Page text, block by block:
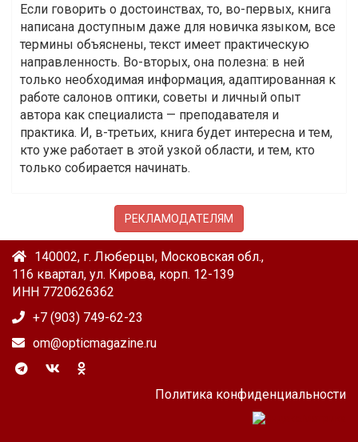
Если говорить о достоинствах, то, во-первых, книга
написана доступным даже для новичка языком, все
термины объяснены, текст имеет практическую
направленность. Во-вторых, она полезна: в ней
только необходимая информация, адаптированная к
работе салонов оптики, советы и личный опыт
автора как специалиста — преподавателя и
практика. И, в-третьих, книга будет интересна и тем,
кто уже работает в этой узкой области, и тем, кто
только собирается начинать.
РЕКЛАМОДАТЕЛЯМ
140002, г. Люберцы, Московская обл.,
116 квартал, ул. Кирова, корп. 12-139
ИНН 7720626362
+7 (903) 749-62-23
om@opticmagazine.ru
Политика конфиденциальности